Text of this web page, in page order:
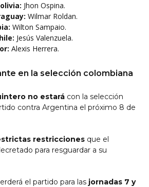
Jhon Ospina.
Wilmar Roldan.
Wilton Sampaio.
Jesús Valenzuela.
Alexis Herrera.
en la selección colombiana
no estará con la selección
contra Argentina el próximo 8 de
restricciones que el
para resguardar a su
el partido para las jornadas 7 y